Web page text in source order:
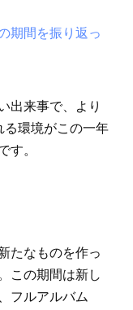
期間を振り返っ
出来事で、より
る環境がこの一年
す。
たなものを作っ
この期間は新し
フルアルバム